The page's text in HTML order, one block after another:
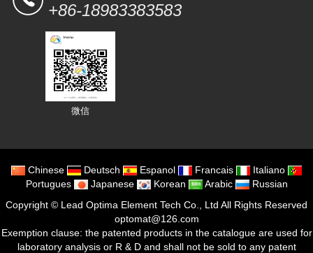
+86-18983383583
微信
Chinese Deutsch Espanol Francais
Italiano
Portugues
Japanese Korean Arabic
Russian
Copyright © Lead Optima Element Tech Co., Ltd All Rights Reserved
optomat@126.com
Exemption clause: the patented products in the catalogue are used for
laboratory analysis or R & D and shall not be sold to any patent